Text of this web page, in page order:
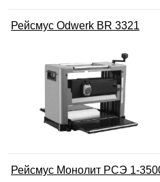
Рейсмус Odwerk BR 3321
Рейсмус Монолит РСЭ 1-